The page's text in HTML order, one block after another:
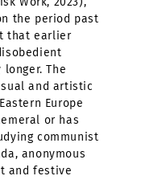
the period past
that earlier
The
and artistic
Europe
or has
communist
anonymous
and festive